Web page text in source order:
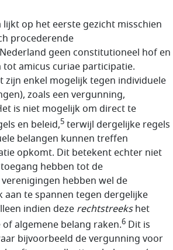
op het eerste gezicht misschien
procederende
geen constitutioneel hof en
amicus curiae participatie.
enkel mogelijk tegen individuele
zoals een vergunning,
is niet mogelijk om direct te
en beleid,5 terwijl dergelijke regels
belangen kunnen treffen
opkomt. Dit betekent echter niet
hebben tot de
hebben wel de
te spannen tegen dergelijke
indien deze rechtstreekshet
algemene belang raken.6 Dit is
bijvoorbeeld de vergunning voor